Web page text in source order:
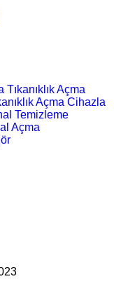
Tıkanıklık Açma
Açma Cihazla
Temizleme
Açma